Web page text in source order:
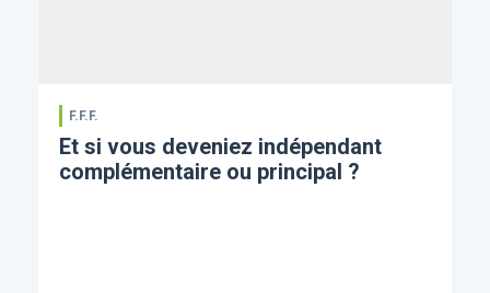
F.F.F.
Et si vous deveniez indépendant
complémentaire ou principal ?